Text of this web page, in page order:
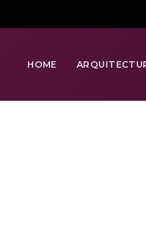
HOME